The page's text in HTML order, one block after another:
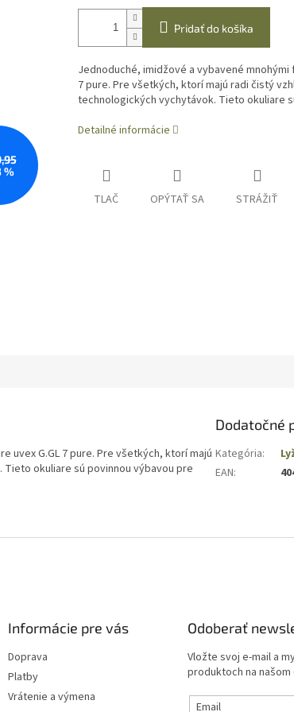
%
Pridať do košíka
Jednoduché, imidžové a vybavené mnohými
7 pure. Pre všetkých, ktorí majú radi čistý
technologických vychytávok. Tieto okuliare
Detailné informácie
TLAČ OPÝTAŤ SA STRÁŽIŤ
uvex G.GL 7 pure. Pre všetkých, ktorí majú
okuliare sú povinnou výbavou pre
Dodatočné
Kategória:
EAN:
Informácie pre vás
Doprava
Platby
Vrátenie a výmena
Odoberať
Vložte svoj e-mail a
produktoch na našom
Email